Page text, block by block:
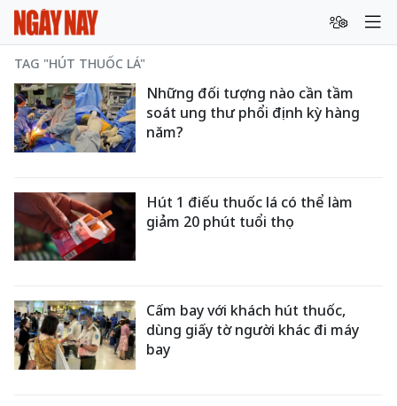
TAG "HÚT THUỐC LÁ"
Những đối tượng nào cần tầm
soát ung thư phổi định kỳ hàng
năm?
Hút 1 điếu thuốc lá có thể làm
giảm 20 phút tuổi thọ
Cấm bay với khách hút thuốc,
dùng giấy tờ người khác đi máy
bay